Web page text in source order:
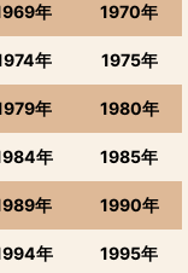
年 1970年
年 1975年
年 1980年
年 1985年
年 1990年
年 1995年